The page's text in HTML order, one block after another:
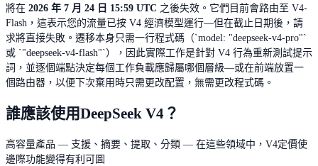
將在 2026 年 7 月 24 日 15:59 UTC 之後失效。它們目前會路由至 V4-
Flash，這表示您的流量已按 V4 經濟模型運行—但在截止日期後，請
求將直接失敗。遷移本身只需一行程式碼（`model: "deepseek-v4-pro"`
或 `"deepseek-v4-flash"`），因此實際工作是針對 V4 行為重新測試提示
詞，並逐個端點決定每個工作負載應歸屬哪個層級—或在前端放置一
個路由器，以便下次棄用時只需更改配置，無需更改程式碼。
誰應該使用DeepSeek V4？
高容量產品 — 支援、摘要、提取、分類 — 在這些領域中，V4定價使
邊際功能變得有利可圖